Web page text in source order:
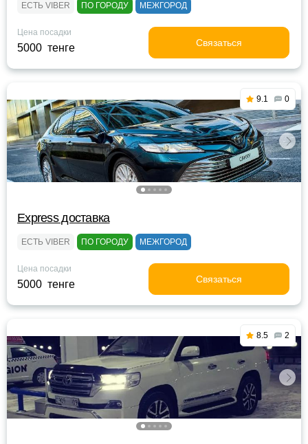
ЕСТЬ VIBER ПО ГОРОДУ МЕЖГОРОД
Цена посадки
5000 тенге Связаться
9.1 0
Express доставка
ЕСТЬ VIBER ПО ГОРОДУ МЕЖГОРОД
Цена посадки
5000 тенге Связаться
8.5 2